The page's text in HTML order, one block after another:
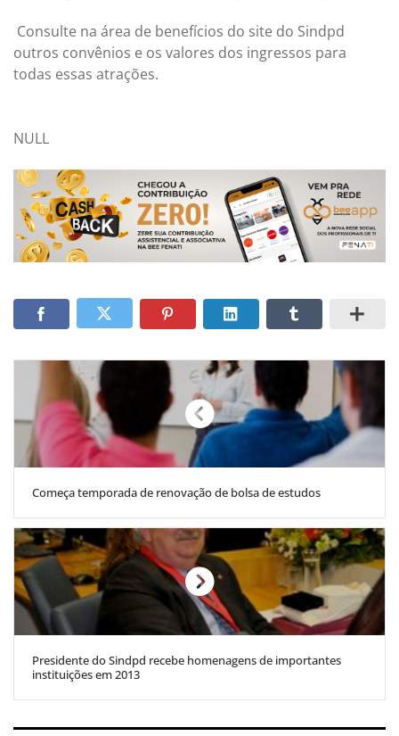
Consulte na área de benefícios do site do Sindpd
outros convênios e os valores dos ingressos para
todas essas atrações.
NULL
Começa temporada de renovação de bolsa de estudos
Presidente do Sindpd recebe homenagens de importantes
instituições em 2013